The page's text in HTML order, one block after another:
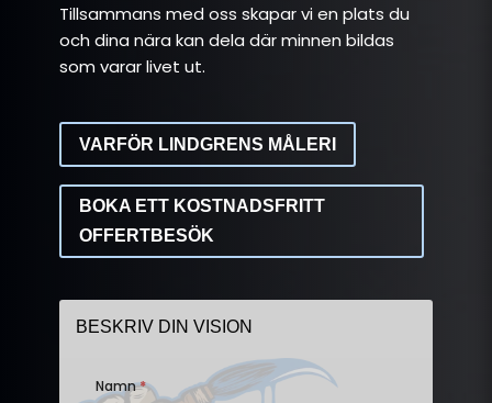
Tillsammans med oss skapar vi en plats du
och dina nära kan dela där minnen bildas
som varar livet ut.
VARFÖR LINDGRENS MÅLERI
BOKA ETT KOSTNADSFRITT
OFFERTBESÖK
BESKRIV DIN VISION
Namn*